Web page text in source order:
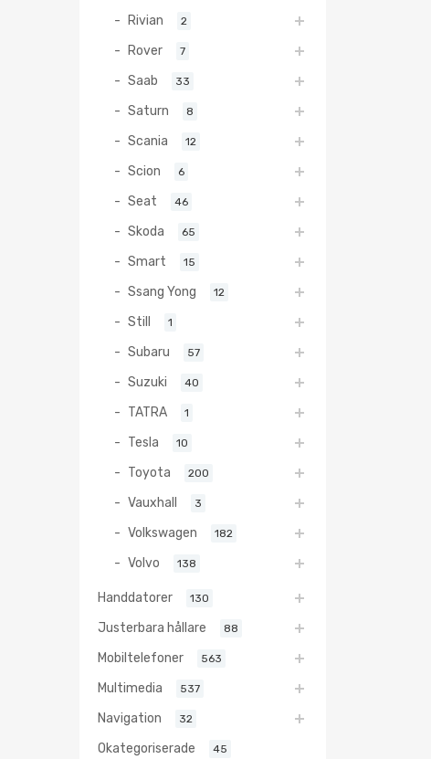
Rivian 2
Rover 7
Saab 33
Saturn 8
Scania 12
Scion 6
Seat 46
Skoda 65
Smart 15
Ssang Yong 12
Still 1
Subaru 57
Suzuki 40
TATRA 1
Tesla 10
Toyota 200
Vauxhall 3
Volkswagen 182
Volvo 138
Handdatorer 130
Justerbara hållare 88
Mobiltelefoner 563
Multimedia 537
Navigation 32
Okategoriserade 45